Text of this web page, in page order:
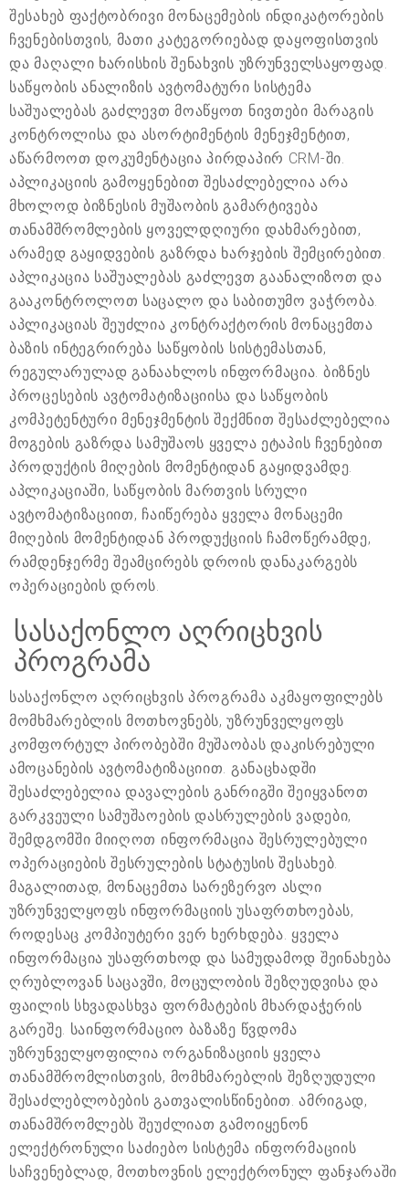
შესახებ ფაქტობრივი მონაცემების ინდიკატორების
ჩვენებისთვის, მათი კატეგორიებად დაყოფისთვის
და მაღალი ხარისხის შენახვის უზრუნველსაყოფად.
საწყობის ანალიზის ავტომატური სისტემა
საშუალებას გაძლევთ მოაწყოთ ნივთები მარაგის
კონტროლისა და ასორტიმენტის მენეჯმენტით,
აწარმოოთ დოკუმენტაცია პირდაპირ CRM-ში.
აპლიკაციის გამოყენებით შესაძლებელია არა
მხოლოდ ბიზნესის მუშაობის გამარტივება
თანამშრომლების ყოველდღიური დახმარებით,
არამედ გაყიდვების გაზრდა ხარჯების შემცირებით.
აპლიკაცია საშუალებას გაძლევთ გაანალიზოთ და
გააკონტროლოთ საცალო და საბითუმო ვაჭრობა.
აპლიკაციას შეუძლია კონტრაქტორის მონაცემთა
ბაზის ინტეგრირება საწყობის სისტემასთან,
რეგულარულად განაახლოს ინფორმაცია. ბიზნეს
პროცესების ავტომატიზაციისა და საწყობის
კომპეტენტური მენეჯმენტის შექმნით შესაძლებელია
მოგების გაზრდა სამუშაოს ყველა ეტაპის ჩვენებით
პროდუქტის მიღების მომენტიდან გაყიდვამდე.
აპლიკაციაში, საწყობის მართვის სრული
ავტომატიზაციით, ჩაიწერება ყველა მონაცემი
მიღების მომენტიდან პროდუქციის ჩამოწერამდე,
რამდენჯერმე შეამცირებს დროის დანაკარგებს
ოპერაციების დროს.
სასაქონლო აღრიცხვის
პროგრამა
სასაქონლო აღრიცხვის პროგრამა აკმაყოფილებს
მომხმარებლის მოთხოვნებს, უზრუნველყოფს
კომფორტულ პირობებში მუშაობას დაკისრებული
ამოცანების ავტომატიზაციით. განაცხადში
შესაძლებელია დავალების განრიგში შეიყვანოთ
გარკვეული სამუშაოების დასრულების ვადები,
შემდგომში მიიღოთ ინფორმაცია შესრულებული
ოპერაციების შესრულების სტატუსის შესახებ.
მაგალითად, მონაცემთა სარეზერვო ასლი
უზრუნველყოფს ინფორმაციის უსაფრთხოებას,
როდესაც კომპიუტერი ვერ ხერხდება. ყველა
ინფორმაცია უსაფრთხოდ და სამუდამოდ შეინახება
ღრუბლოვან საცავში, მოცულობის შეზღუდვისა და
ფაილის სხვადასხვა ფორმატების მხარდაჭერის
გარეშე. საინფორმაციო ბაზაზე წვდომა
უზრუნველყოფილია ორგანიზაციის ყველა
თანამშრომლისთვის, მომხმარებლის შეზღუდული
შესაძლებლობების გათვალისწინებით. ამრიგად,
თანამშრომლებს შეუძლიათ გამოიყენონ
ელექტრონული საძიებო სისტემა ინფორმაციის
საჩვენებლად, მოთხოვნის ელექტრონულ ფანჯარაში